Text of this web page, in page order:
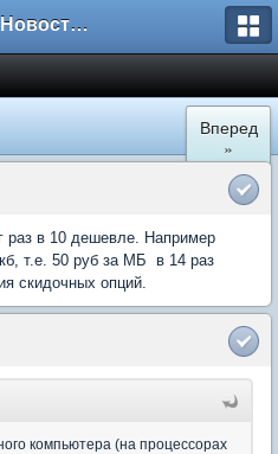
Форум Новостройки
Вперед
»
раз в 10 дешевле. Например
т.е. 50 руб за МБ в 14 раз
скидочных опций.
компьютера (на процессорах